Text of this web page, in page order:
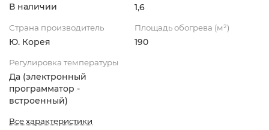
В наличии 1,6
Страна производитель
Ю. Корея
Площадь обогрева (м²)
190
Регулировка температуры
Да (электронный
программатор -
встроенный)
Все характеристики